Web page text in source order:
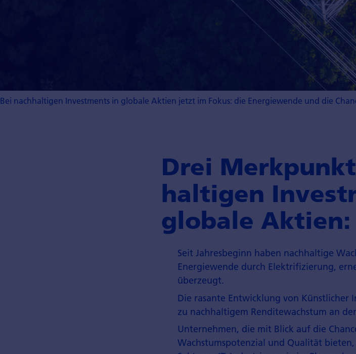
Bei nachhaltigen Investments in globale Aktien jetzt im Fokus: die Energiewende und die
Drei
haltigen
globale Aktien:
Seit Jahresbeginn haben nachhaltige
Energiewende durch Elektrifizierung,
überzeugt.
Die rasante Entwicklung von Künstlicher
zu nachhaltigem Renditewachstum an
Unternehmen, die mit Blick auf die
Wachstumspotenzial und Qualität